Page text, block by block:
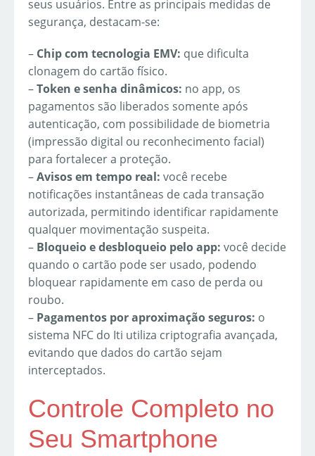
seus usuários. Entre as principais medidas de
segurança, destacam-se:
– Chip com tecnologia EMV: que dificulta
clonagem do cartão físico.
–Token e senha dinâmicos: no app, os
pagamentos são liberados somente após
autenticação, com possibilidade de biometria
(impressão digital ou reconhecimento facial)
para fortalecer a proteção.
–Avisos em tempo real: você recebe
notificações instantâneas de cada transação
autorizada, permitindo identificar rapidamente
qualquer movimentação suspeita.
– Bloqueio e desbloqueio pelo app: você decide
quando o cartão pode ser usado, podendo
bloquear rapidamente em caso de perda ou
roubo.
– Pagamentos por aproximação seguros: o
sistema NFC do Iti utiliza criptografia avançada,
evitando que dados do cartão sejam
interceptados.
Controle Completo no
Seu Smartphone